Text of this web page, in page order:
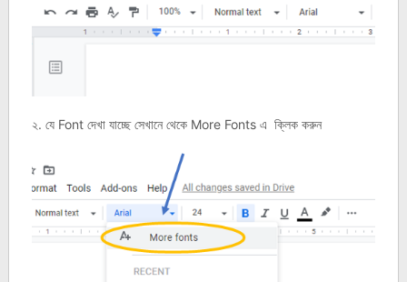
২. যে Font দেখা যাচ্ছে সেখানে থেকে More Fonts এ ক্লিক করুন